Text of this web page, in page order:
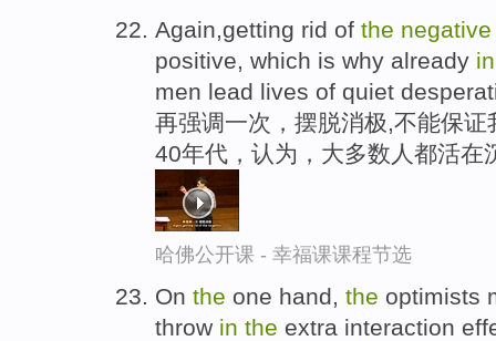
Again,getting rid of the negative
positive, which is why already
men lead lives of quiet
再强调一次，摆脱消极,不能保
40年代，认为，大多数人都活在
哈佛公开课 - 幸福课课程节选
On the one hand, the optimists
throw in the extra interaction